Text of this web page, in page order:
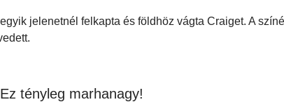
jelenetnél felkapta és földhöz vágta Craiget. A
tényleg marhanagy!